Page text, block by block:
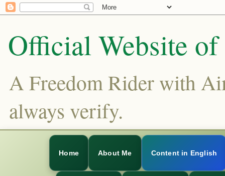
Official Website
A Freedom Rider with
always verify.
Home About Me Content in English